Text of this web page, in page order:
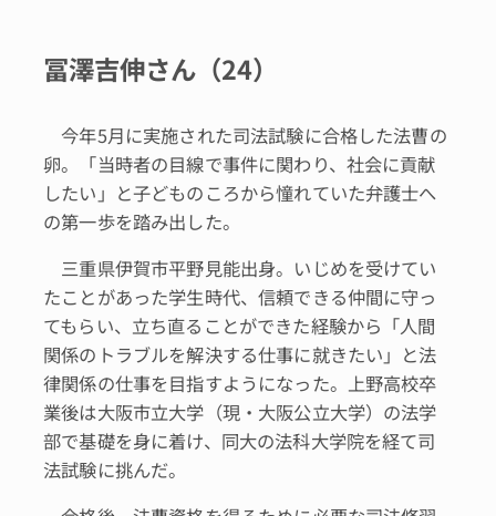
冨澤吉伸さん（24）
今年5月に実施された司法試験に合格した法曹の
卵。「当時者の目線で事件に関わり、社会に貢献
したい」と子どものころから憧れていた弁護士へ
の第一歩を踏み出した。
三重県伊賀市平野見能出身。いじめを受けてい
たことがあった学生時代、信頼できる仲間に守っ
てもらい、立ち直ることができた経験から「人間
関係のトラブルを解決する仕事に就きたい」と法
律関係の仕事を目指すようになった。上野高校卒
業後は大阪市立大学（現・大阪公立大学）の法学
部で基礎を身に着け、同大の法科大学院を経て司
法試験に挑んだ。